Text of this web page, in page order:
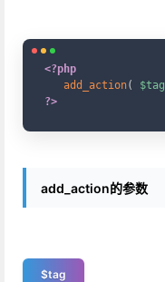
<?php
add_action( $tag
?>
add_action的参数
$tag